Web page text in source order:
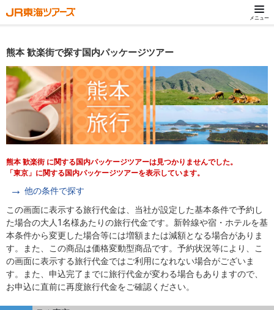
メニュー
熊本 歓楽街で探す国内パッケージツアー
熊本 歓楽街 に関する国内パッケージツアーは見つかりませんでした。
「東京」に関する国内パッケージツアーを表示しています。
他の条件で探す
この画面に表示する旅行代金は、当社が設定した基本条件で予約し
た場合の大人1名様あたりの旅行代金です。新幹線や宿・ホテルを基
本条件から変更した場合等には増額または減額となる場合がありま
す。また、この商品は価格変動型商品です。予約状況等により、こ
の画面に表示する旅行代金ではご利用になれない場合がございま
す。また、申込完了までに旅行代金が変わる場合もありますので、
お申込に直前に再度旅行代金をご確認ください。